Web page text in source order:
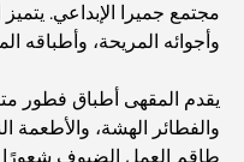
مطاعم شاطئ J1: وجهة دبي الجديدة لتناول الطعام الفاخر
مجتمع جميرا الإبداعي.
وأجوائه المريحة، وأطباقه
يقدم المقهى أطباق فطور
والفطائر الهشة، والأطعمة
طاقم العمل الضيوف شعورًا